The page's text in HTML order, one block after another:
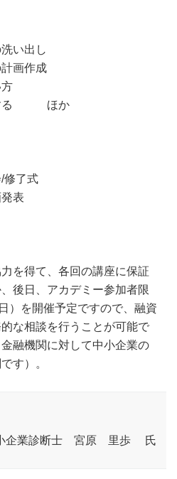
い出し
計画作成
する ほか
修了式
表
を得て、各回の講座に保証
後日、アカデミー参加者限
）を開催予定ですので、融資
な相談を行うことが可能で
融機関に対して中小企業の
す）。
小企業診断士 宮原 里歩 氏